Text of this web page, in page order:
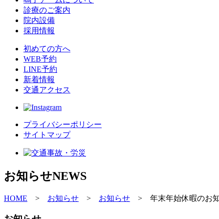
診療のご案内
院内設備
採用情報
初めての方へ
WEB予約
LINE予約
新着情報
交通アクセス
プライバシーポリシー
サイトマップ
お知らせNEWS
HOME > お知らせ > お知らせ > 年末年始休暇のお